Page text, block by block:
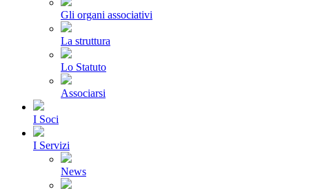
Gli organi associativi
La struttura
Lo Statuto
Associarsi
I Soci
I Servizi
News